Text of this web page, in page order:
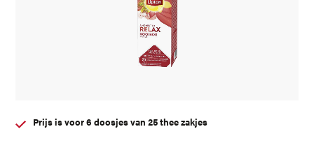
Prijs is voor 6 doosjes van 25 thee zakjes